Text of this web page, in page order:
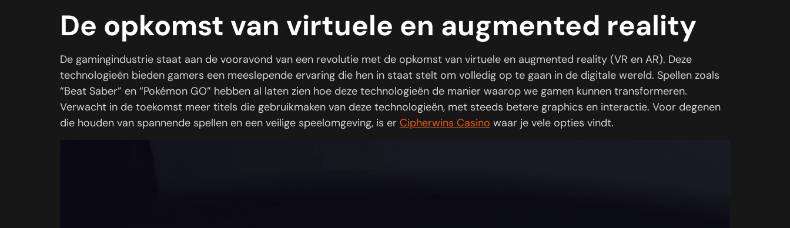
De opkomst van virtuele en augmented reality
De gamingindustrie staat aan de vooravond van een revolutie met de opkomst van virtuele en augmented reality (VR en AR). Deze
technologieën bieden gamers een meeslepende ervaring die hen in staat stelt om volledig op te gaan in de digitale wereld. Spellen zoals
“Beat Saber” en “Pokémon GO” hebben al laten zien hoe deze technologieën de manier waarop we gamen kunnen transformeren.
Verwacht in de toekomst meer titels die gebruikmaken van deze technologieën, met steeds betere graphics en interactie. Voor degenen
die houden van spannende spellen en een veilige speelomgeving, is er Cipherwins Casino waar je vele opties vindt.